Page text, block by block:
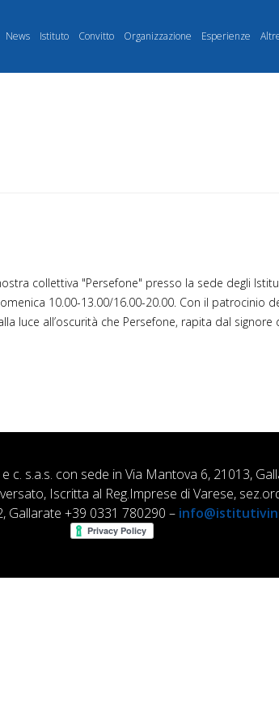
News Istituto Convitto Organizzazione Esperienze
collettiva "Persefone" presso la sede degli
10.00-13.00/16.00-20.00. Con il patrocinio
all’oscurità che Persefone, rapita dal signore
c. s.a.s. con sede in Via Mantova 6, 21013,
Iscritta al Reg.Imprese di Varese,
Gallarate +39 0331 780290 –